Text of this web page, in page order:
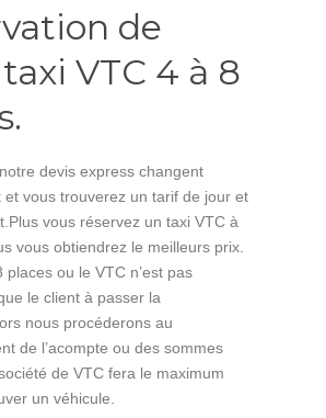
de
VTC 4 à 8
devis express changent
et vous trouverez un tarif de jour et
vous réservez un taxi VTC à
vous obtiendrez le meilleurs prix.
places ou le VTC n’est pas
le client à passer la
nous procéderons au
de l’acompte ou des sommes
de VTC fera le maximum
un véhicule.